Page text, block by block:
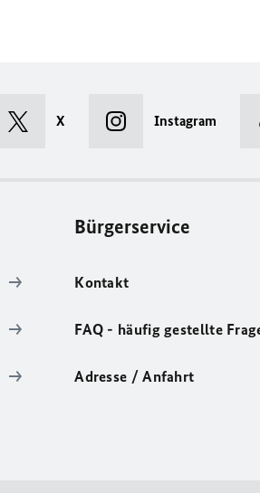
X Instagram
Bürgerservice
Kontakt
FAQ - häufig gestellte
Adresse / Anfahrt